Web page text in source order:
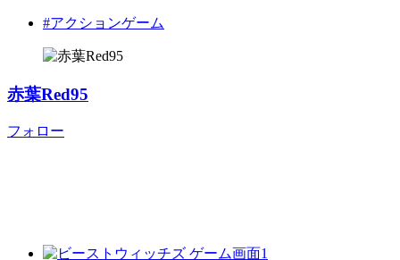
#アクションゲーム
赤葉Red95
フォロー